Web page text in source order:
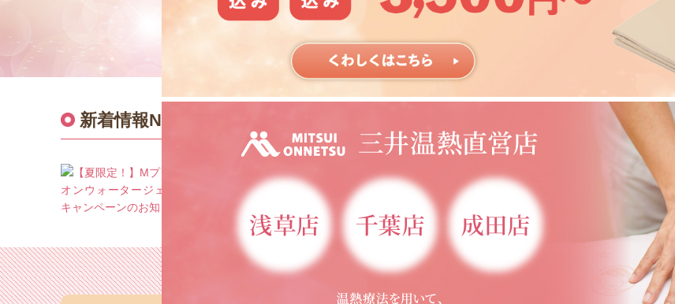
新着情報NEWS
【夏限定！】Mプラス＆イオ
ンウォータージェル 体感キャ
ンペーンのお知らせ
2026.06.19
8月定例公開セミナーのお知ら
せ